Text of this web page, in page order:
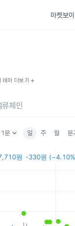
마켓보
테마 더보기 add
류체인
1분keyboard_arrow_down 일 주 월 분